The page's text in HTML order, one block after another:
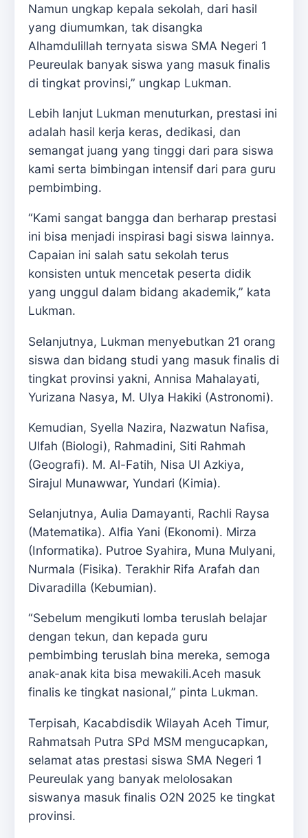
Namun ungkap kepala sekolah, dari hasil
yang diumumkan, tak disangka
Alhamdulillah ternyata siswa SMA Negeri 1
Peureulak banyak siswa yang masuk finalis
di tingkat provinsi,” ungkap Lukman.
Lebih lanjut Lukman menuturkan, prestasi ini
adalah hasil kerja keras, dedikasi, dan
semangat juang yang tinggi dari para siswa
kami serta bimbingan intensif dari para guru
pembimbing.
“Kami sangat bangga dan berharap prestasi
ini bisa menjadi inspirasi bagi siswa lainnya.
Capaian ini salah satu sekolah terus
konsisten untuk mencetak peserta didik
yang unggul dalam bidang akademik,” kata
Lukman.
Selanjutnya, Lukman menyebutkan 21 orang
siswa dan bidang studi yang masuk finalis di
tingkat provinsi yakni, Annisa Mahalayati,
Yurizana Nasya, M. Ulya Hakiki (Astronomi).
Kemudian, Syella Nazira, Nazwatun Nafisa,
Ulfah (Biologi), Rahmadini, Siti Rahmah
(Geografi). M. Al-Fatih, Nisa Ul Azkiya,
Sirajul Munawwar, Yundari (Kimia).
Selanjutnya, Aulia Damayanti, Rachli Raysa
(Matematika). Alfia Yani (Ekonomi). Mirza
(Informatika). Putroe Syahira, Muna Mulyani,
Nurmala (Fisika). Terakhir Rifa Arafah dan
Divaradilla (Kebumian).
“Sebelum mengikuti lomba teruslah belajar
dengan tekun, dan kepada guru
pembimbing teruslah bina mereka, semoga
anak-anak kita bisa mewakili.Aceh masuk
finalis ke tingkat nasional,” pinta Lukman.
Terpisah, Kacabdisdik Wilayah Aceh Timur,
Rahmatsah Putra SPd MSM mengucapkan,
selamat atas prestasi siswa SMA Negeri 1
Peureulak yang banyak melolosakan
siswanya masuk finalis O2N 2025 ke tingkat
provinsi.